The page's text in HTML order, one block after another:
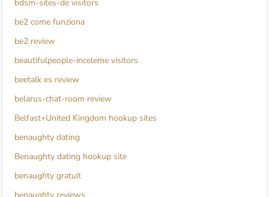
bdsm-sites-de visitors
be2 come funziona
be2 review
beautifulpeople-inceleme visitors
beetalk es review
belarus-chat-room review
Belfast+United Kingdom hookup sites
benaughty dating
Benaughty dating hookup site
benaughty gratuit